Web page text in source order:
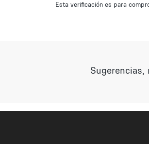
Esta verificación es para
Sugerencias,